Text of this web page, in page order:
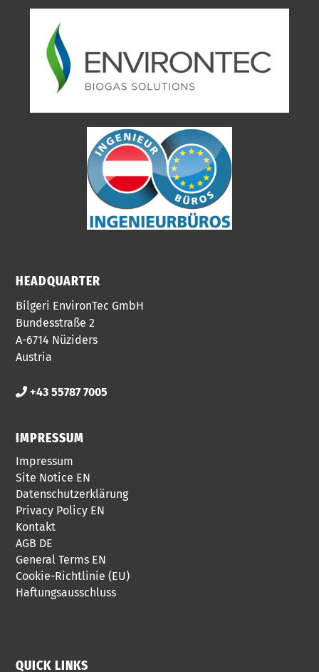
HEADQUARTER
Bilgeri EnvironTec GmbH
Bundesstraße 2
A-6714 Nüziders
Austria​
+43 55787 7005
IMPRESSUM
Impressum
Site Notice EN
Datenschutzerklärung
Privacy Policy EN
Kontakt
AGB DE
General Terms EN
Cookie-Richtlinie (EU)
Haftungsausschluss
QUICK LINKS